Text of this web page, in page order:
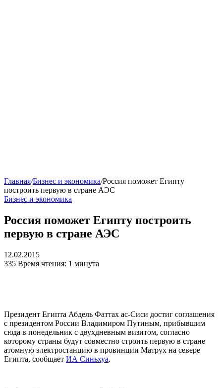
Главная/Бизнес и экономика/Россия поможет Египту
построить первую в стране АЭС
Бизнес и экономика
Россия поможет Египту построить
первую в стране АЭС
12.02.2015
335 Время чтения: 1 минута
Президент Египта Абдель Фаттах ас-Сиси достиг соглашения
с президентом России Владимиром Путиным, прибывшим
сюда в понедельник с двухдневным визитом, согласно
которому страны будут совместно строить первую в стране
атомную электростанцию в провинции Матрух на севере
Египта, сообщает ИА Синьхуа.